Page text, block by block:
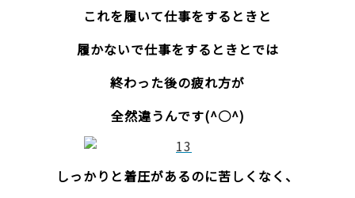
これを履いて仕事をするときと
履かないで仕事をするときとでは
終わった後の疲れ方が
全然違うんです(^○^)
しっかりと着圧があるのに苦しくなく、